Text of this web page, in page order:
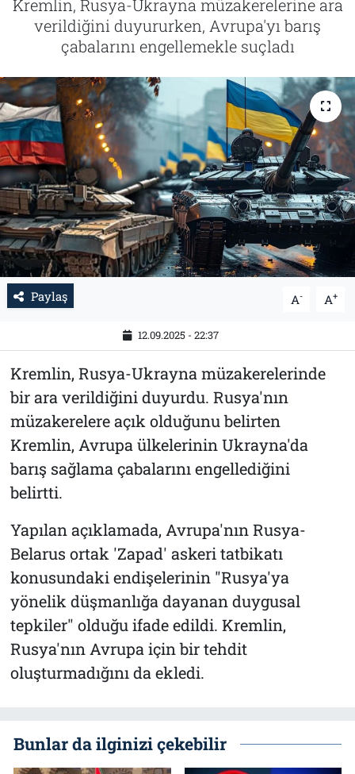
Kremlin, Rusya-Ukrayna müzakerelerine ara
verildiğini duyururken, Avrupa'yı barış
çabalarını engellemekle suçladı
Paylaş A- A+
12.09.2025 - 22:37
Kremlin, Rusya-Ukrayna müzakerelerinde
bir ara verildiğini duyurdu. Rusya'nın
müzakerelere açık olduğunu belirten
Kremlin, Avrupa ülkelerinin Ukrayna'da
barış sağlama çabalarını engellediğini
belirtti.
Yapılan açıklamada, Avrupa'nın Rusya-
Belarus ortak 'Zapad' askeri tatbikatı
konusundaki endişelerinin "Rusya'ya
yönelik düşmanlığa dayanan duygusal
tepkiler" olduğu ifade edildi. Kremlin,
Rusya'nın Avrupa için bir tehdit
oluşturmadığını da ekledi.
Bunlar da ilginizi çekebilir
Tarih
İletişim